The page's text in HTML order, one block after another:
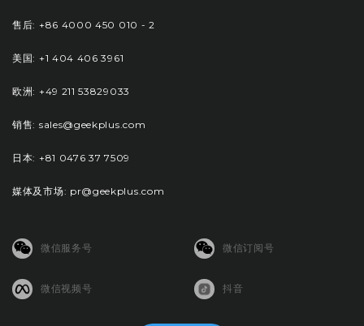
售后: +86 4000 450 010 - 2
美国: +1 404 406 3961
欧洲: +49 211 53829033
销售: sales@geekplus.com
日本: +81 0476 37 7509
媒体及市场: pr@geekplus.com
微信服务号 微信订阅号
微信视频号 抖音